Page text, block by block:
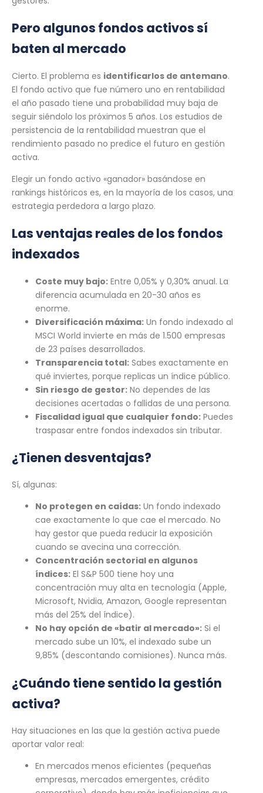
Pero algunos fondos activos sí
baten al mercado
Cierto. El problema es identificarlos de antemano.
El fondo activo que fue número uno en rentabilidad
el año pasado tiene una probabilidad muy baja de
seguir siéndolo los próximos 5 años. Los estudios de
persistencia de la rentabilidad muestran que el
rendimiento pasado no predice el futuro en gestión
activa.
Elegir un fondo activo «ganador» basándose en
rankings históricos es, en la mayoría de los casos, una
estrategia perdedora a largo plazo.
Las ventajas reales de los fondos
indexados
Coste muy bajo: Entre 0,05% y 0,30% anual. La
diferencia acumulada en 20-30 años es
enorme.
Diversificación máxima: Un fondo indexado al
MSCI World invierte en más de 1.500 empresas
de 23 países desarrollados.
Transparencia total: Sabes exactamente en
qué inviertes, porque replicas un índice público.
Sin riesgo de gestor: No dependes de las
decisiones acertadas o fallidas de una persona.
Fiscalidad igual que cualquier fondo: Puedes
traspasar entre fondos indexados sin tributar.
¿Tienen desventajas?
Sí, algunas:
No protegen en caídas: Un fondo indexado
cae exactamente lo que cae el mercado. No
hay gestor que pueda reducir la exposición
cuando se avecina una corrección.
Concentración sectorial en algunos
índices: El S&P 500 tiene hoy una
concentración muy alta en tecnología (Apple,
Microsoft, Nvidia, Amazon, Google representan
más del 25% del índice).
No hay opción de «batir al mercado»: Si el
mercado sube un 10%, el indexado sube un
9,85% (descontando comisiones). Nunca más.
¿Cuándo tiene sentido la gestión
activa?
Hay situaciones en las que la gestión activa puede
aportar valor real:
En mercados menos eficientes (pequeñas
empresas, mercados emergentes, crédito